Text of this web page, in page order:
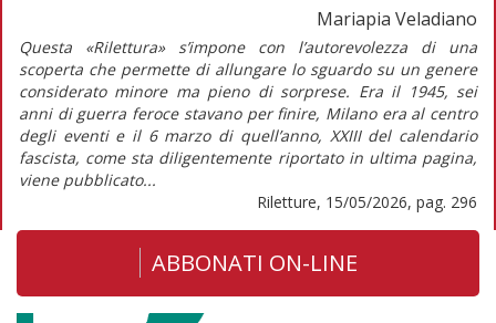
Mariapia Veladiano
Questa «Rilettura» s’impone con l’autorevolezza di una
scoperta che permette di allungare lo sguardo su un genere
considerato minore ma pieno di sorprese. Era il 1945, sei
anni di guerra feroce stavano per finire, Milano era al centro
degli eventi e il 6 marzo di quell’anno, XXIII del calendario
fascista, come sta diligentemente riportato in ultima pagina,
viene pubblicato...
Riletture, 15/05/2026, pag. 296
ABBONATI ON-LINE